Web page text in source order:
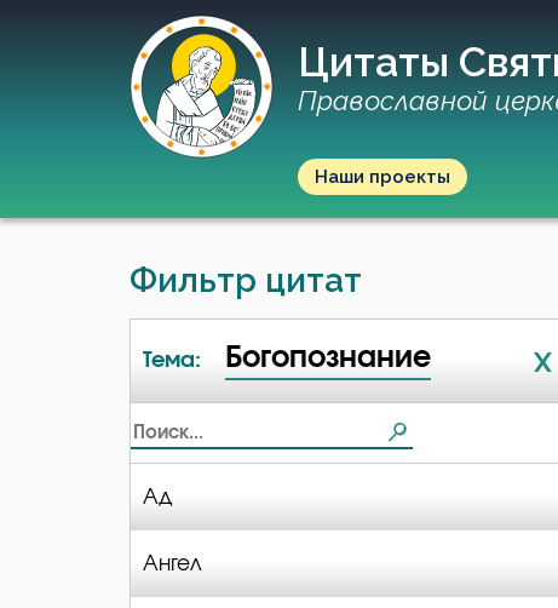
Цитаты
Православной
Наши проекты
Фильтр цитат
Тема: Богопознание X
Ад
Ангел